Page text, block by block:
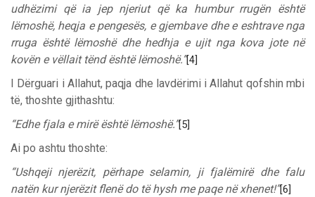
udhëzimi që ia jep njeriut që ka humbur rrugën është
lëmoshë, heqja e pengesës, e gjembave dhe e eshtrave nga
rruga është lëmoshë dhe hedhja e ujit nga kova jote në
kovën e vëllait tënd është lëmoshë.”[4]
I Dërguari i Allahut, paqja dhe lavdërimi i Allahut qofshin mbi
të, thoshte gjithashtu:
“Edhe fjala e mirë është lëmoshë.”[5]
Ai po ashtu thoshte:
“Ushqeji njerëzit, përhape selamin, ji fjalëmirë dhe falu
natën kur njerëzit flenë do të hysh me paqe në xhenet!”[6]